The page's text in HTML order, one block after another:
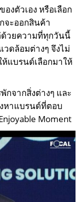
งตัวเอง หรือเลือก
ะออกสินค้า
ด้วยความที่ทุกวันนี้
ดล้อมต่างๆ จึงไม่
แบรนด์เลือกมาให้
กจากสิ่งต่างๆ และ
หาแบรนด์ที่ตอบ
Moment